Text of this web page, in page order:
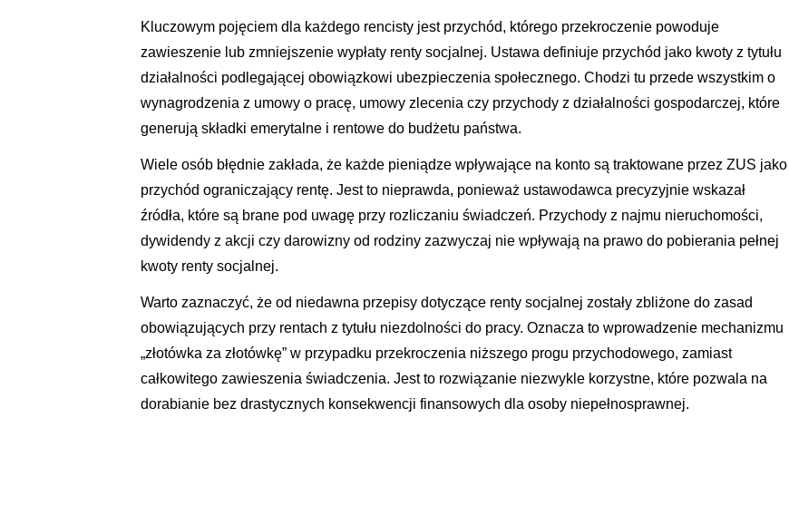
Kluczowym pojęciem dla każdego rencisty jest przychód, którego przekroczenie powoduje
zawieszenie lub zmniejszenie wypłaty renty socjalnej. Ustawa definiuje przychód jako kwoty z tytułu
działalności podlegającej obowiązkowi ubezpieczenia społecznego. Chodzi tu przede wszystkim o
wynagrodzenia z umowy o pracę, umowy zlecenia czy przychody z działalności gospodarczej, które
generują składki emerytalne i rentowe do budżetu państwa.
Wiele osób błędnie zakłada, że każde pieniądze wpływające na konto są traktowane przez ZUS jako
przychód ograniczający rentę. Jest to nieprawda, ponieważ ustawodawca precyzyjnie wskazał
źródła, które są brane pod uwagę przy rozliczaniu świadczeń. Przychody z najmu nieruchomości,
dywidendy z akcji czy darowizny od rodziny zazwyczaj nie wpływają na prawo do pobierania pełnej
kwoty renty socjalnej.
Warto zaznaczyć, że od niedawna przepisy dotyczące renty socjalnej zostały zbliżone do zasad
obowiązujących przy rentach z tytułu niezdolności do pracy. Oznacza to wprowadzenie mechanizmu
„złotówka za złotówkę” w przypadku przekroczenia niższego progu przychodowego, zamiast
całkowitego zawieszenia świadczenia. Jest to rozwiązanie niezwykle korzystne, które pozwala na
dorabianie bez drastycznych konsekwencji finansowych dla osoby niepełnosprawnej.